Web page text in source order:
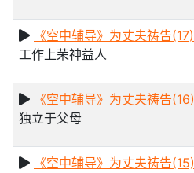
《空中辅导》为丈夫祷告(17)
工作上荣神益人
《空中辅导》为丈夫祷告(16)
独立于父母
《空中辅导》为丈夫祷告(15)